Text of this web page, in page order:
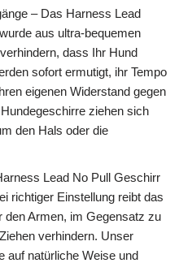
– Das Harness Lead
aus ultra-bequemen
dass Ihr Hund
sofort ermutigt, ihr Tempo
eigenen Widerstand gegen
ziehen sich
den Hals oder die
Lead No Pull Geschirr
richtiger Einstellung reibt das
den Armen, im Gegensatz zu
verhindern. Unser
auf natürliche Weise und